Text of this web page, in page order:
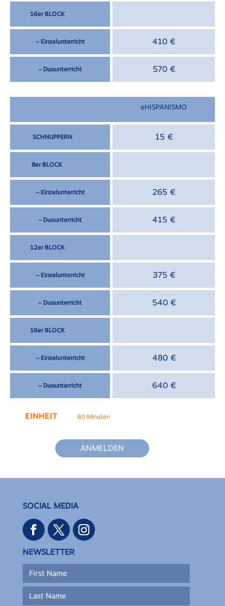
16er BLOCK
– Einzelunterricht
– Duounterricht
410 €
570 €
SCHNUPPERN
8er BLOCK
– Einzelunterricht
– Duounterricht
12er BLOCK
– Einzelunterricht
– Duounterricht
16er BLOCK
– Einzelunterricht
– Duounterricht
eHISPANISMO
15 €
265 €
415 €
375 €
540 €
480 €
640 €
EINHEIT 60 Minuten
ANMELDEN
SOCIAL MEDIA
NEWSLETTER